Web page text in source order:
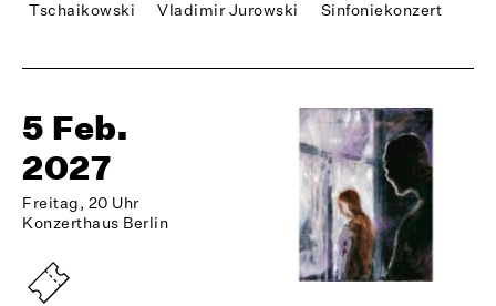
Tschaikowski Vladimir Jurowski Sinfoniekonzert
5 Feb.
2027
Freitag, 20 Uhr
Konzerthaus Berlin